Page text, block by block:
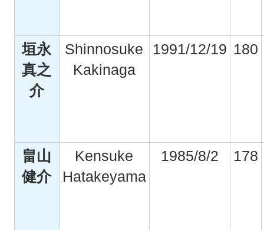
垣永
真之
介
Shinnosuke
Kakinaga
1991/12/19 180
畠山
健介
Kensuke
Hatakeyama
1985/8/2 178